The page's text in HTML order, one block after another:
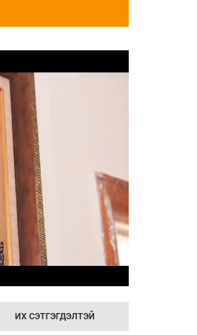
ИХ СЭТГЭГДЭЛТЭЙ